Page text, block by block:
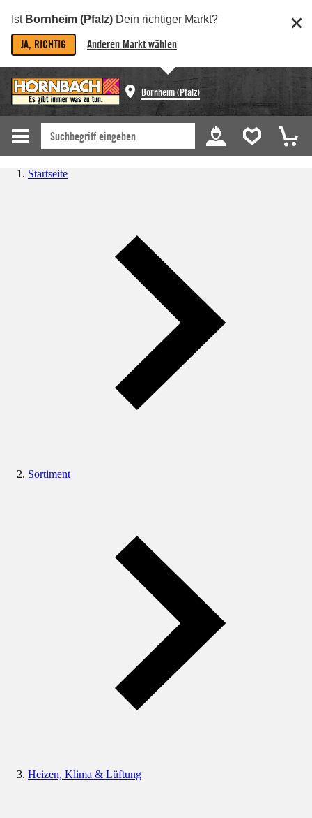
Ist Bornheim (Pfalz) Dein richtiger Markt?
JA, RICHTIG Anderen Markt wählen
Bornheim (Pfalz)
Startseite
Sortiment
Heizen, Klima & Lüftung